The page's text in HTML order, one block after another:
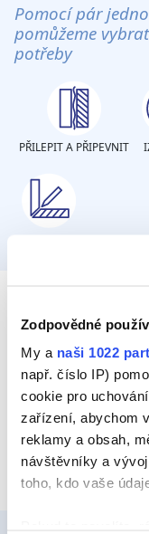
Zodpovědné
My a naši 1022
např. číslo IP)
cookie pro
zařízení, abychom
reklamy a obsah,
návštěvníky a
toho, kdo vaše
Pomocí pár
pomůžeme
potřeby
PŘILEPIT A PŘIPEVNIT
TMELIT
Povrch
pochozí?
Pochozí